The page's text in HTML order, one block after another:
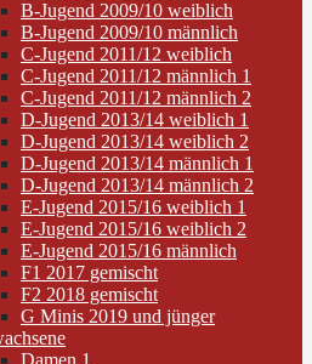
B-Jugend 2009/10 weiblich
B-Jugend 2009/10 männlich
C-Jugend 2011/12 weiblich
C-Jugend 2011/12 männlich 1
C-Jugend 2011/12 männlich 2
D-Jugend 2013/14 weiblich 1
D-Jugend 2013/14 weiblich 2
D-Jugend 2013/14 männlich 1
D-Jugend 2013/14 männlich 2
E-Jugend 2015/16 weiblich 1
E-Jugend 2015/16 weiblich 2
E-Jugend 2015/16 männlich
F1 2017 gemischt
F2 2018 gemischt
G Minis 2019 und jünger
Damen 1